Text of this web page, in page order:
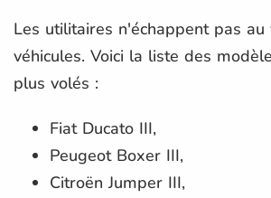
Les utilitaires n'échappent pas au
véhicules. Voici la liste des
plus volés :
Fiat Ducato III,
Peugeot Boxer III,
Citroën Jumper III,